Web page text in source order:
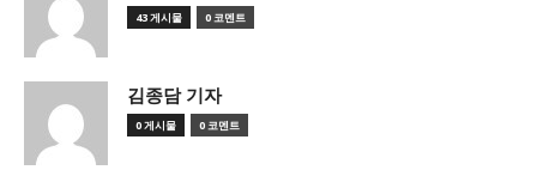
43 게시물 0 코멘트
김종담 기자
0 게시물 0 코멘트